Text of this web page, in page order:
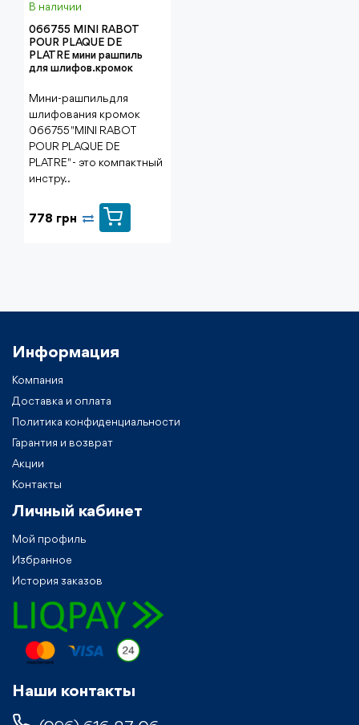
В наличии
066755 MINI RABOT
POUR PLAQUE DE
PLATRE мини рашпиль
для шлифов.кромок
Мини-рашпиль для
шлифования кромок
066755 "MINI RABOT
POUR PLAQUE DE
PLATRE" - это компактный
инстру..
778 грн
Информация
Компания
Доставка и оплата
Политика конфиденциальности
Гарантия и возврат
Акции
Контакты
Личный кабинет
Мой профиль
Избранное
История заказов
Наши контакты